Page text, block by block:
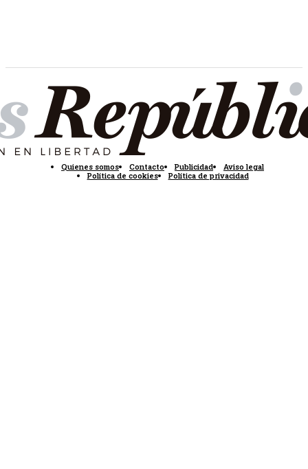
Quienes somos Contacto Publicidad
Aviso legal
Política de cookies
Política de privacidad